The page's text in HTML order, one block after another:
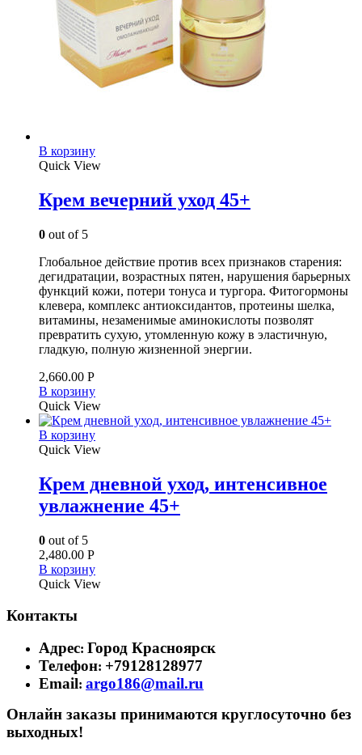
В корзину
Quick View
Крем вечерний уход 45+
0 out of 5
Глобальное действие против всех признаков старения:
дегидратации, возрастных пятен, нарушения барьерных
функций кожи, потери тонуса и тургора. Фитогормоны
клевера, комплекс антиоксидантов, протеины шелка,
витамины, незаменимые аминокислоты позволят
превратить сухую, утомленную кожу в эластичную,
гладкую, полную жизненной энергии.
2,660.00 Р
В корзину
Quick View
В корзину
Quick View
Крем дневной уход, интенсивное
увлажнение 45+
0 out of 5
2,480.00 Р
В корзину
Quick View
Контакты
Адрес: Город Красноярск
Телефон: +79128128977
Email: argo186@mail.ru
Онлайн заказы принимаются круглосуточно без
выходных!